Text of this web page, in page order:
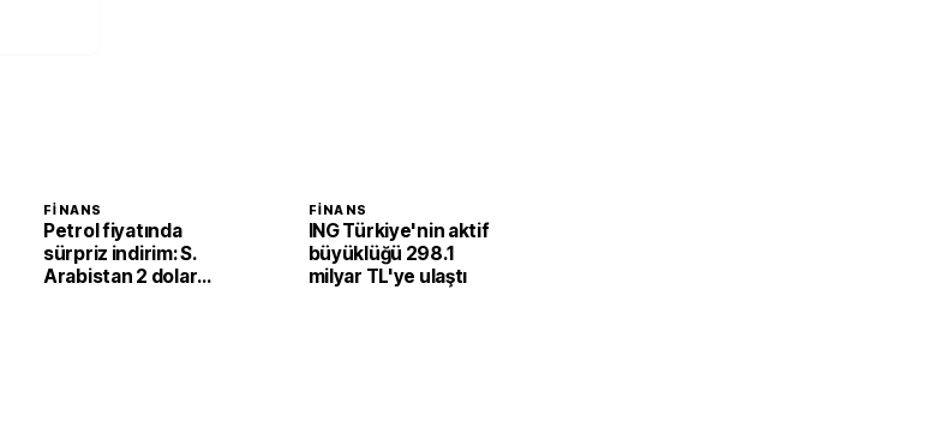
FINANS
Petrol fiyatında
sürpriz indirim: S.
Arabistan 2 dolar
FINANS
ING Türkiye'nin aktif
büyüklüğü 298.1
milyar TL'ye ulaştı